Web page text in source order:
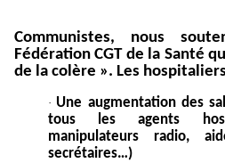
Communistes, nous
Fédération CGT de la Santé
de la colère ». Les
· Une augmentation des
tous les agents
manipulateurs radio,
secrétaires…)